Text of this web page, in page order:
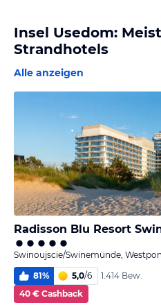
Insel Usedom:
Strandhotels
Alle anzeigen
Radisson Blu Resort
Swinoujscie/Swinemünde,
81% 5,0/6
1.414 Bew.
40 € Cashback